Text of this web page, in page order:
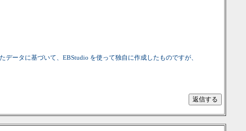
ータに基づいて、EBStudio を使って独自に作成したものですが、